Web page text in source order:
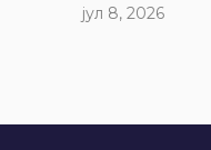
јул 8, 2026